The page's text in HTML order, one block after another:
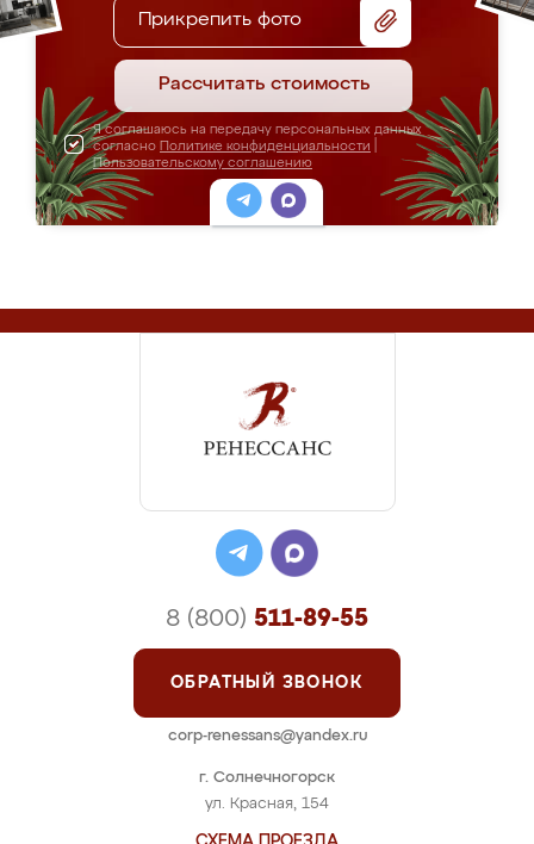
Прикрепить фото
Рассчитать стоимость
Я соглашаюсь на передачу персональных данных
согласно Политике конфиденциальности
Пользовательскому соглашению
г. Солнечногорск
ул. Красная, 154
8 (800) 511-89-55
ОБРАТНЫЙ ЗВОНОК
corp-renessans@yandex.ru